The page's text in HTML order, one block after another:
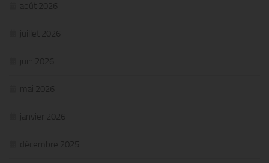
août 2026
juillet 2026
juin 2026
mai 2026
janvier 2026
décembre 2025